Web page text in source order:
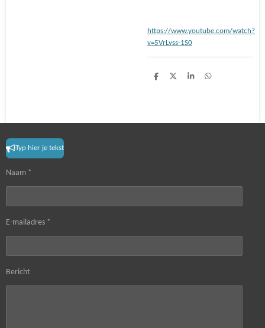
https://www.youtube.com/watch?
v=5VrLvss-1S0
S
S
S
S
Typ hier je tekst
Naam *
E-mailadres *
Bericht